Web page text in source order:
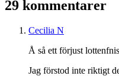
29 kommentarer
Cecilia N
Å så ett förjust
Jag förstod inte riktigt